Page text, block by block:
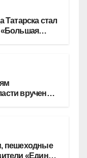
Татарска стал
«Большая
вручены
пешеходные
«Единой